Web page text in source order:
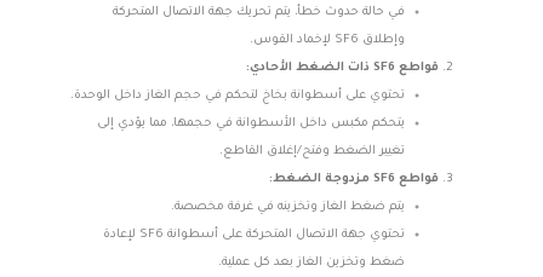
في حالة حدوث خطأ، يتم تحريك جهة الاتصال المتحركة
وإطلاق SF6 لإخماد القوس.
قواطع SF6 ذات الضغط الأحادي:
تحتوي على أسطوانة بخاخ لتحكم في حجم الغاز داخل الوحدة.
يتحكم مكبس داخل الأسطوانة في حجمها، مما يؤدي إلى
تغيير الضغط وفتح/إغلاق القاطع.
قواطع SF6 مزدوجة الضغط:
يتم ضغط الغاز وتخزينه في غرفة مخصصة.
تحتوي جهة الاتصال المتحركة على أسطوانة SF6 لإعادة
ضغط وتخزين الغاز بعد كل عملية.